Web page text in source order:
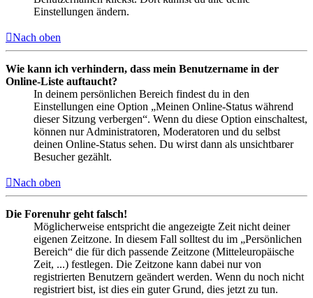
Einstellungen ändern.
Nach oben
Wie kann ich verhindern, dass mein Benutzername in der
Online-Liste auftaucht?
In deinem persönlichen Bereich findest du in den
Einstellungen eine Option „Meinen Online-Status während
dieser Sitzung verbergen“. Wenn du diese Option einschaltest,
können nur Administratoren, Moderatoren und du selbst
deinen Online-Status sehen. Du wirst dann als unsichtbarer
Besucher gezählt.
Nach oben
Die Forenuhr geht falsch!
Möglicherweise entspricht die angezeigte Zeit nicht deiner
eigenen Zeitzone. In diesem Fall solltest du im „Persönlichen
Bereich“ die für dich passende Zeitzone (Mitteleuropäische
Zeit, ...) festlegen. Die Zeitzone kann dabei nur von
registrierten Benutzern geändert werden. Wenn du noch nicht
registriert bist, ist dies ein guter Grund, dies jetzt zu tun.